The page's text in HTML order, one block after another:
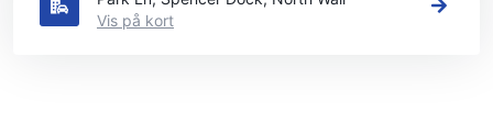
Vis på kort